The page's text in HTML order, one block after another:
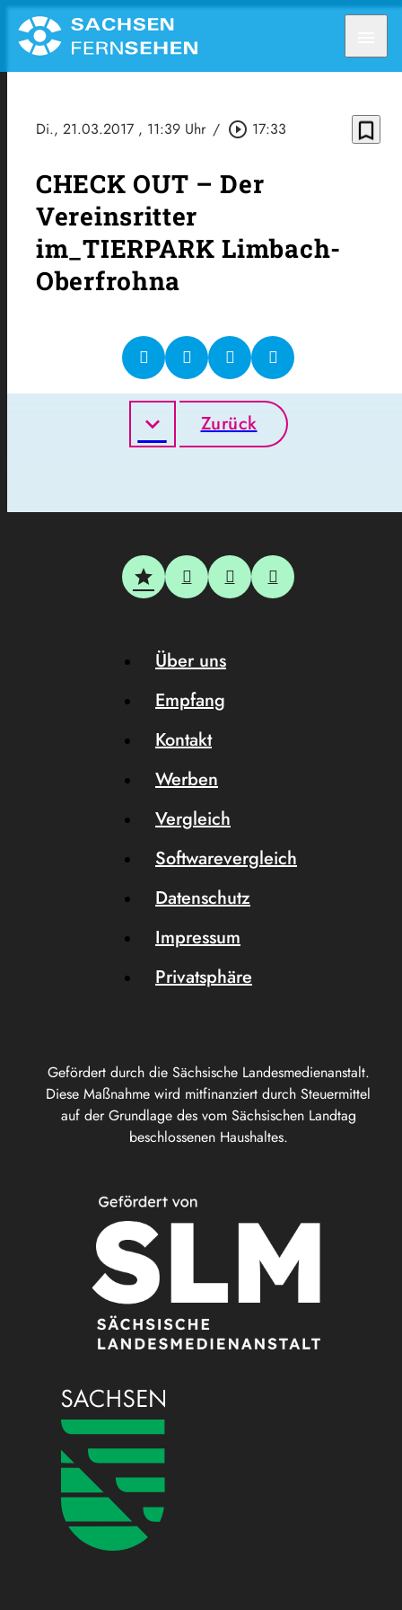
Di., 21.03.2017 , 11:39 Uhr / play_circle_outline 17:33 bookmark_border
CHECK OUT – Der
Vereinsritter
im_TIERPARK Limbach-
Oberfrohna
Zurück
Gefördert durch die Sächsische Landesmedienanstalt.
Diese Maßnahme wird mitfinanziert durch Steuermittel
auf der Grundlage des vom Sächsischen Landtag
beschlossenen Haushaltes.
Über uns
Empfang
Kontakt
Werben
Vergleich
Softwarevergleich
Datenschutz
Impressum
Privatsphäre